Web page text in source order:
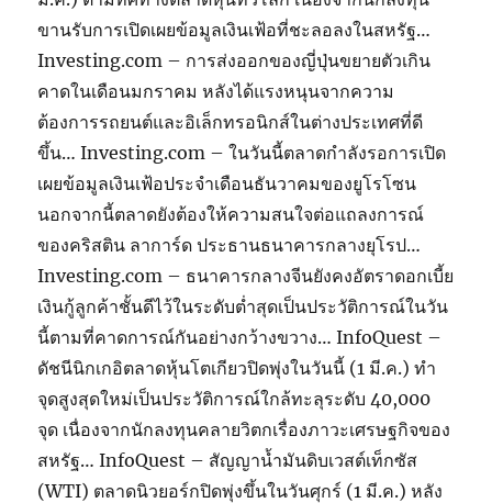
ขานรับการเปิดเผยข้อมูลเงินเฟ้อที่ชะลอลงในสหรัฐ…
Investing.com – การส่งออกของญี่ปุ่นขยายตัวเกิน
คาดในเดือนมกราคม หลังได้แรงหนุนจากความ
ต้องการรถยนต์และอิเล็กทรอนิกส์ในต่างประเทศที่ดี
ขึ้น… Investing.com – ในวันนี้ตลาดกำลังรอการเปิด
เผยข้อมูลเงินเฟ้อประจำเดือนธันวาคมของยูโรโซน
นอกจากนี้ตลาดยังต้องให้ความสนใจต่อแถลงการณ์
ของคริสติน ลาการ์ด ประธานธนาคารกลางยุโรป…
Investing.com – ธนาคารกลางจีนยังคงอัตราดอกเบี้ย
เงินกู้ลูกค้าชั้นดีไว้ในระดับต่ำสุดเป็นประวัติการณ์ในวัน
นี้ตามที่คาดการณ์กันอย่างกว้างขวาง… InfoQuest –
ดัชนีนิกเกอิตลาดหุ้นโตเกียวปิดพุ่งในวันนี้ (1 มี.ค.) ทำ
จุดสูงสุดใหม่เป็นประวัติการณ์ใกล้ทะลุระดับ 40,000
จุด เนื่องจากนักลงทุนคลายวิตกเรื่องภาวะเศรษฐกิจของ
สหรัฐ… InfoQuest – สัญญาน้ำมันดิบเวสต์เท็กซัส
(WTI) ตลาดนิวยอร์กปิดพุ่งขึ้นในวันศุกร์ (1 มี.ค.) หลัง